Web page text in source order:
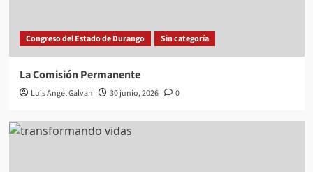
Congreso del Estado de Durango Sin categoría
La Comisión Permanente
Luis Angel Galvan 30 junio, 2026 0